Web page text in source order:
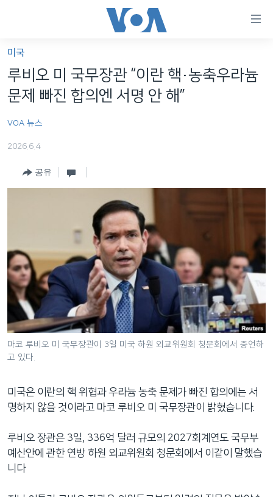
가
능
링
인
메
인
네
이
션
으
이
동
색
으
세계
라디오
프로그램
주파수 안내
미국
루비오 미 국무장관 “이란 핵·농축우라늄
문제 빠진 합의엔 서명 안 해”
VOA 뉴스
2026.6.4
공유
마코 루비오 미 국무장관이 3일 미국 하원 외교위원회 청문회에서 증언하
고 있다.
미국은 이란의 핵 위협과 우라늄 농축 문제가 빠진 합의에는 서
명하지 않을 것이라고 마코 루비오 미 국무장관이 밝혔습니다.
루비오 장관은 3일, 336억 달러 규모의 2027회계연도 국무부
예산안에 관한 연방 하원 외교위원회 청문회에서 이같이 말했습
니다